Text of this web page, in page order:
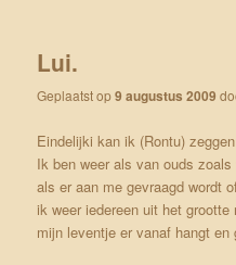
Lui.
Geplaatst op9 augustus 2009
Eindelijki kan ik (Rontu)
Ik ben weer als van ouds
als er aan me gevraagd wordt
ik weer iedereen uit het
mijn leventje er vanaf hangt en